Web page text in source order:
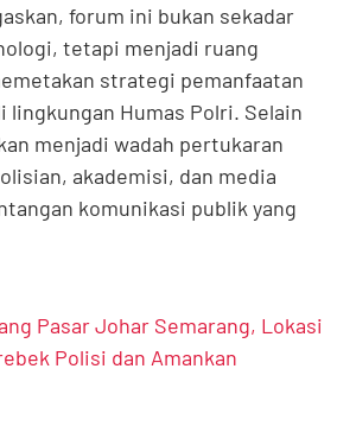
forum ini bukan sekadar
tetapi menjadi ruang
strategi pemanfaatan
lingkungan Humas Polri. Selain
menjadi wadah pertukaran
akademisi, dan media
komunikasi publik yang
Pasar Johar Semarang, Lokasi
Polisi dan Amankan